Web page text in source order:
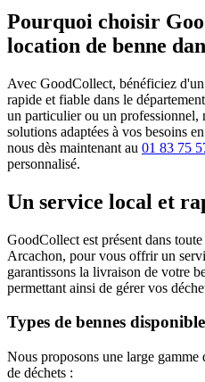
Pourquoi choisir
location de benne
Avec GoodCollect, bénéficiez
rapide et fiable dans le
un particulier ou un professionnel,
solutions adaptées à vos besoins
nous dès maintenant au 01 83 75
personnalisé.
Un service local et
GoodCollect est présent dans
Arcachon, pour vous offrir un
garantissons la livraison de votre
permettant ainsi de gérer vos
Types de bennes
Nous proposons une large gamme
de déchets :